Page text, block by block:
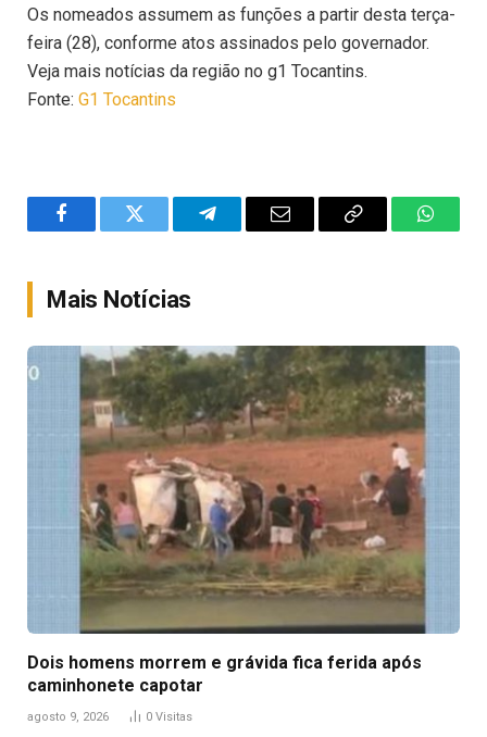
Os nomeados assumem as funções a partir desta terça-
feira (28), conforme atos assinados pelo governador.
Veja mais notícias da região no g1 Tocantins.
Fonte: G1 Tocantins
FacebookTwitter TelegramEmail
Copy
Mais Notícias
Dois homens morrem e grávida fica ferida após
caminhonete capotar
agosto 9, 2026 0 Visitas